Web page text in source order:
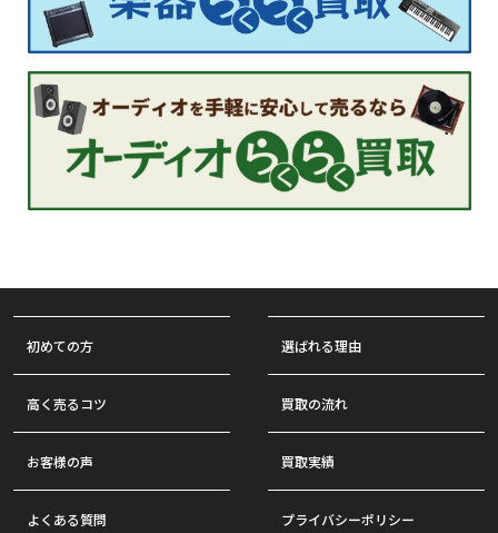
初めての方 選ばれる理由
高く売るコツ 買取の流れ
お客様の声 買取実績
よくある質問 プライバシーポリシー